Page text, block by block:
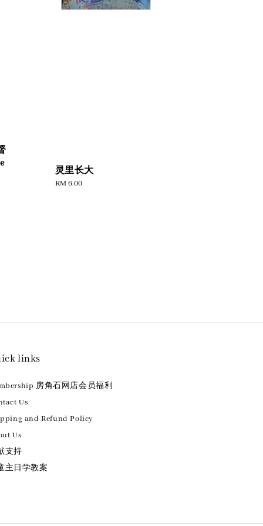
灵里长大
Regular
RM 6.00
links
房角石网店会员福利
Us
and Refund Policy
Us
支持
主日学教案